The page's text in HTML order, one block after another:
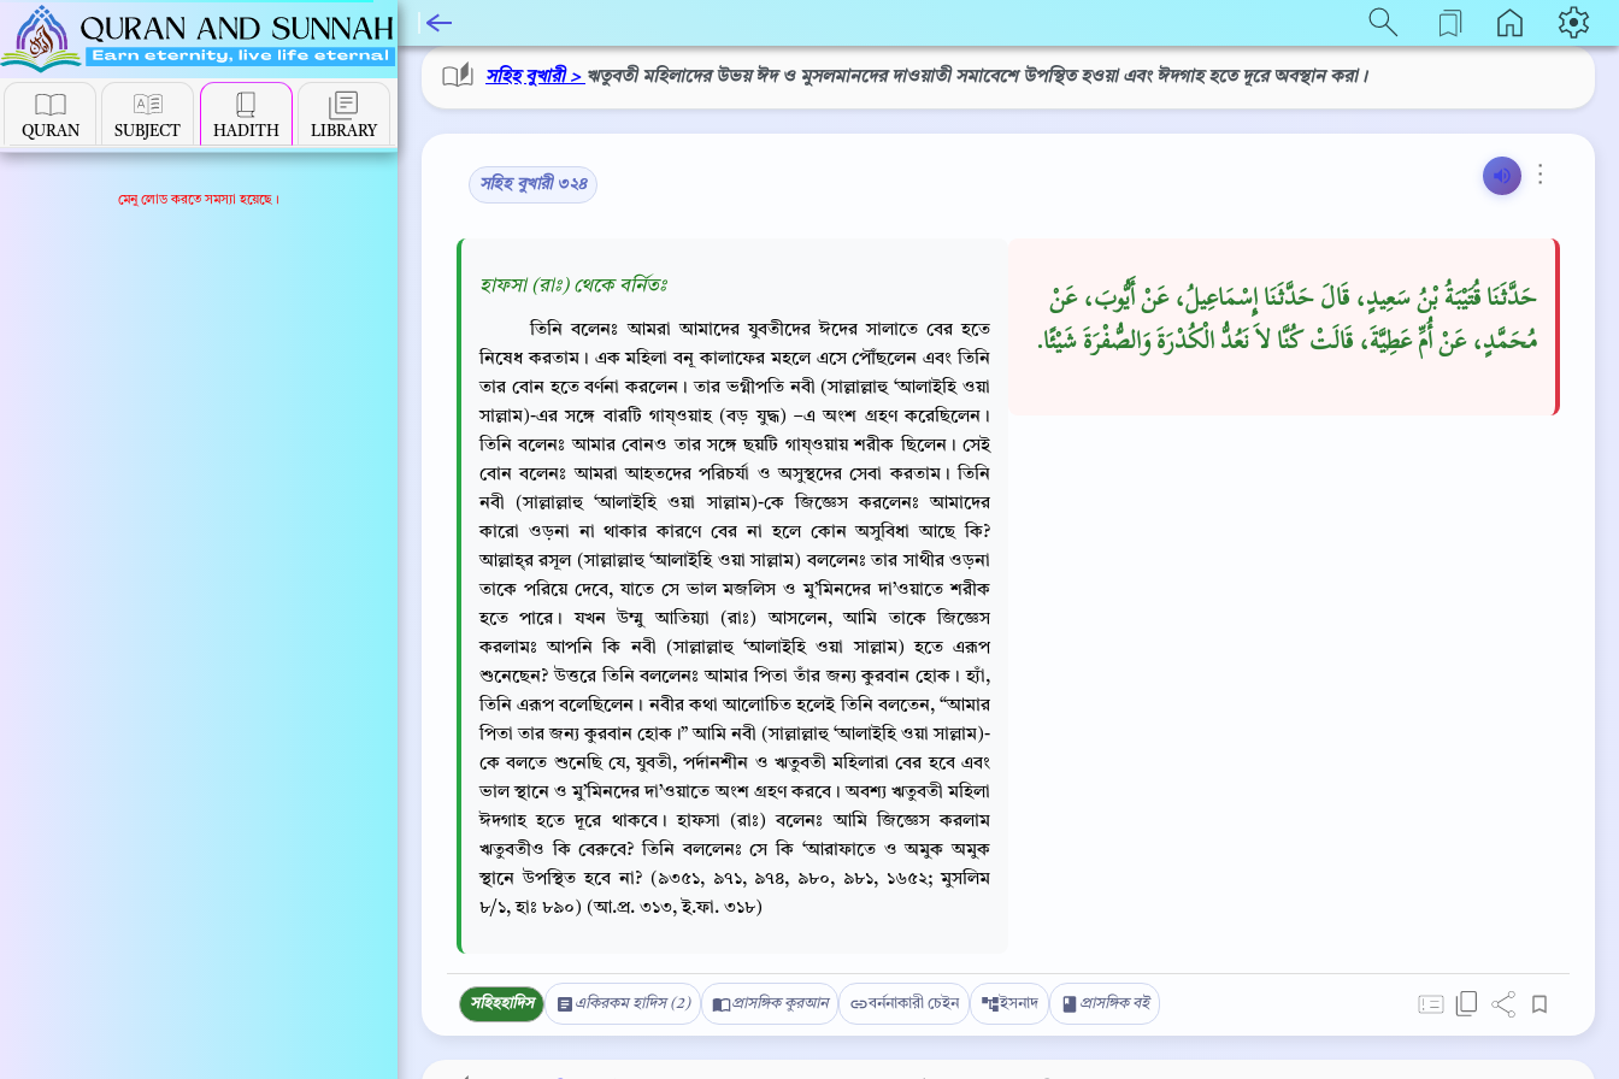
QURAN SUBJECT HADITH LIBRARY
মেনু লোড করতে সমস্যা হয়েছে।
সহিহ বুখারী > ঋতুবতী মহিলাদের উভয় ঈদ ও মুসলমানদের দাওয়াতী সমাবেশে উপস্থিত হওয়া এবং ঈদগাহ হতে দূরে অবস্থান করা।
⋮
সহিহ বুখারী ৩২৪
حَدَّثَنَا قُتَيْبَةُ بْنُ سَعِيدٍ، قَالَ حَدَّثَنَا إِسْمَاعِيلُ، عَنْ أَيُّوبَ، عَنْ
مُحَمَّدٍ، عَنْ أُمِّ عَطِيَّةَ، قَالَتْ كُنَّا لاَ نَعُدُّ الْكُدْرَةَ وَالصُّفْرَةَ شَيْئًا‏.‏
হাফসা (রাঃ) থেকে বর্নিতঃ
তিনি বলেনঃ আমরা আমাদের যুবতীদের ঈদের সালাতে বের হতে
নিষেধ করতাম। এক মহিলা বনূ কালাফের মহলে এসে পৌঁছলেন এবং তিনি
তার বোন হতে বর্ণনা করলেন। তার ভগ্নীপতি নবী (সাল্লাল্লাহু ‘আলাইহি ওয়া
সাল্লাম)-এর সঙ্গে বারটি গায্‌ওয়াহ (বড় যুদ্ধ) –এ অংশ গ্রহণ করেছিলেন।
তিনি বলেনঃ আমার বোনও তার সঙ্গে ছয়টি গায্‌ওয়ায় শরীক ছিলেন। সেই
বোন বলেনঃ আমরা আহতদের পরিচর্যা ও অসুস্থদের সেবা করতাম। তিনি
নবী (সাল্লাল্লাহু ‘আলাইহি ওয়া সাল্লাম)-কে জিজ্ঞেস করলেনঃ আমাদের
কারো ওড়না না থাকার কারণে বের না হলে কোন অসুবিধা আছে কি?
আল্লাহ্‌র রসূল (সাল্লাল্লাহু ‘আলাইহি ওয়া সাল্লাম) বললেনঃ তার সাথীর ওড়না
তাকে পরিয়ে দেবে, যাতে সে ভাল মজলিস ও মু’মিনদের দা’ওয়াতে শরীক
হতে পারে। যখন উম্মু আতিয়্যা (রাঃ) আসলেন, আমি তাকে জিজ্ঞেস
করলামঃ আপনি কি নবী (সাল্লাল্লাহু ‘আলাইহি ওয়া সাল্লাম) হতে এরূপ
শুনেছেন? উত্তরে তিনি বললেনঃ আমার পিতা তাঁর জন্য কুরবান হোক। হ্যাঁ,
তিনি এরূপ বলেছিলেন। নবীর কথা আলোচিত হলেই তিনি বলতেন, “আমার
পিতা তার জন্য কুরবান হোক।” আমি নবী (সাল্লাল্লাহু ‘আলাইহি ওয়া সাল্লাম)-
কে বলতে শুনেছি যে, যুবতী, পর্দানশীন ও ঋতুবতী মহিলারা বের হবে এবং
ভাল স্থানে ও মু’মিনদের দা’ওয়াতে অংশ গ্রহণ করবে। অবশ্য ঋতুবতী মহিলা
ঈদগাহ হতে দূরে থাকবে। হাফসা (রাঃ) বলেনঃ আমি জিজ্ঞেস করলাম
ঋতুবতীও কি বেরুবে? তিনি বললেনঃ সে কি ‘আরাফাতে ও অমুক অমুক
স্থানে উপস্থিত হবে না? (৯৩৫১, ৯৭১, ৯৭৪, ৯৮০, ৯৮১, ১৬৫২; মুসলিম
৮/১, হাঃ ৮৯০) (আ.প্র. ৩১৩, ই.ফা. ৩১৮)
সহিহহাদিস একিরকম হাদিস (2) প্রাসঙ্গিক কুরআন বর্ননাকারী চেইন ইসনাদ প্রাসঙ্গিক বই